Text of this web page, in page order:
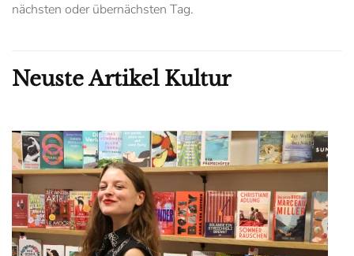
nächsten oder übernächsten Tag.
Neuste Artikel Kultur